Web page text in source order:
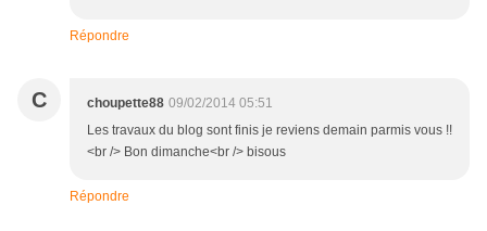
Répondre
C choupette88 09/02/2014 05:51
Les travaux du blog sont finis je reviens demain parmis vous !!
<br /> Bon dimanche<br /> bisous
Répondre